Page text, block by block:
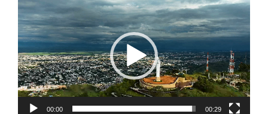
de
vídeo
00:00 00:29